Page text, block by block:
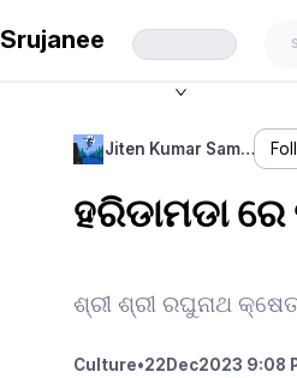
Srujanee
Jiten Kumar Sam…
ହରିଡାମଡା
ଶ୍ରୀ ଶ୍ରୀ ରଘୁନାଥ
Culture•22 Dec2023 9:08